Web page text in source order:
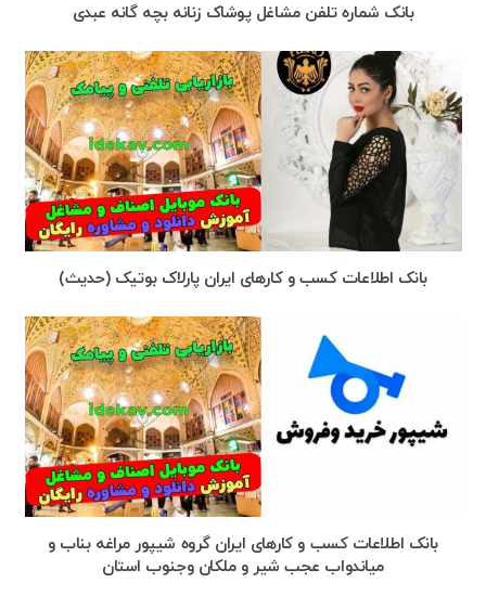
بانک شماره تلفن مشاغل پوشاک زنانه بچه گانه عبدی
بانک اطلاعات کسب و کارهای ایران پارلاک بوتیک (حدیث)
بانک اطلاعات کسب و کارهای ایران گروه شیپور مراغه بناب و
میاندواب عجب شیر و ملکان وجنوب استان